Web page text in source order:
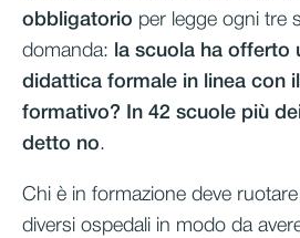
obbligatorio per legge ogni tre
domanda: la scuola ha offerto
didattica formale in linea con
formativo? In 42 scuole più
detto no.
Chi è in formazione deve
diversi ospedali in modo da